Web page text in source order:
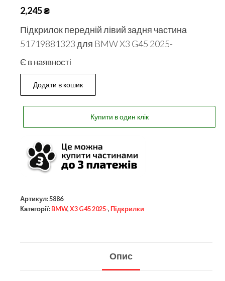
2,245₴
Підкрилок передній лівий задня частина
51719881323 для BMW X3 G45 2025-
Є в наявності
Додати в кошик
Купити в один клік
Артикул:5886
Категорії: BMW, X3 G45 2025-, Підкрилки
Опис